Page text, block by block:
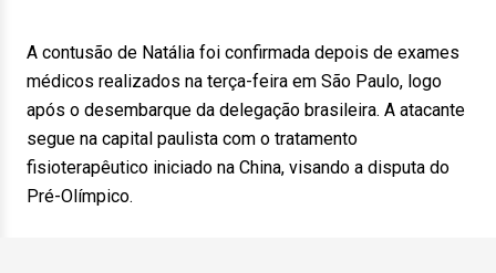
A contusão de Natália foi confirmada depois de exames
médicos realizados na terça-feira em São Paulo, logo
após o desembarque da delegação brasileira. A atacante
segue na capital paulista com o tratamento
fisioterapêutico iniciado na China, visando a disputa do
Pré-Olímpico.